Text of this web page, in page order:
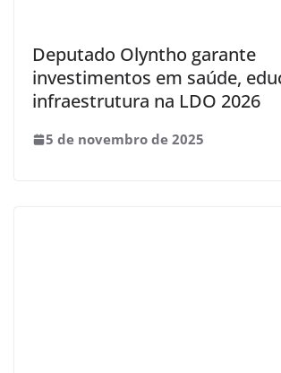
Deputado Olyntho garante
investimentos em saúde,
infraestrutura na LDO 2026
5 de novembro de 2025